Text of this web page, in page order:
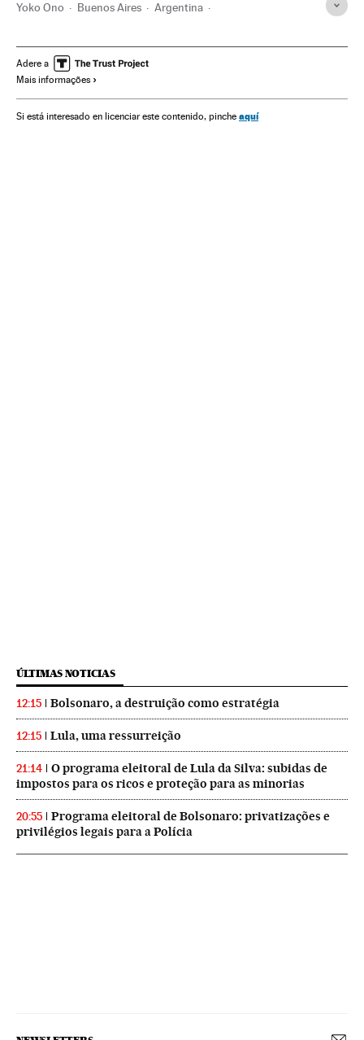
Yoko Ono Buenos Aires Argentina
Sexismo Direitos mulher
América Latina
Mulheres América Preconceitos Problemas sociais
Adere a
Mais informações
Si está interesado en licenciar este contenido, pinche aquí
ÚLTIMAS NOTICIAS
12:15 Bolsonaro, a destruição como estratégia
12:15 Lula, uma ressurreição
21:14
O programa eleitoral de Lula da Silva: subidas de
impostos para os ricos e proteção para as minorias
20:55
Programa eleitoral de Bolsonaro: privatizações e
privilégios legais para a Polícia